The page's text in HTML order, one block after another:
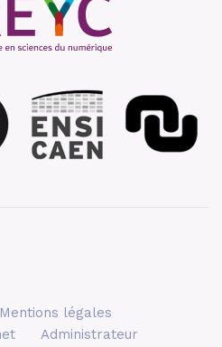
Mentions légales
Administrateur